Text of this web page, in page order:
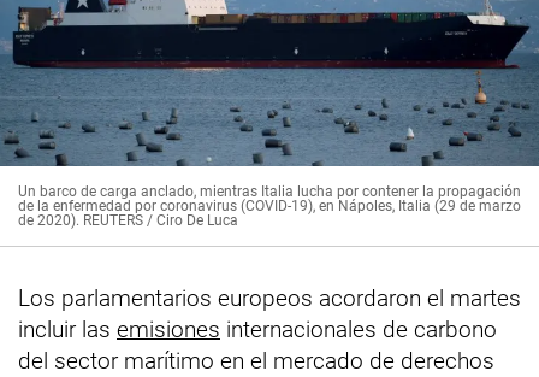
Un barco de carga anclado, mientras Italia lucha por contener la propagación
de la enfermedad por coronavirus (COVID-19), en Nápoles, Italia (29 de marzo
de 2020). REUTERS / Ciro De Luca
Los parlamentarios europeos acordaron el martes
incluir las emisiones internacionales de carbono
del sector marítimo en el mercado de derechos